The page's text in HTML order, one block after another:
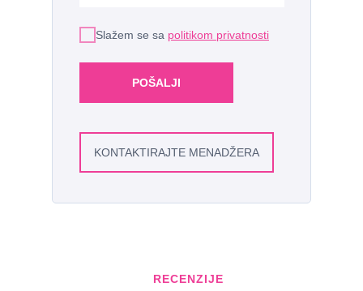
Slažem se sa politikom privatnosti
POŠALJI
KONTAKTIRAJTE MENADŽERA
RECENZIJE